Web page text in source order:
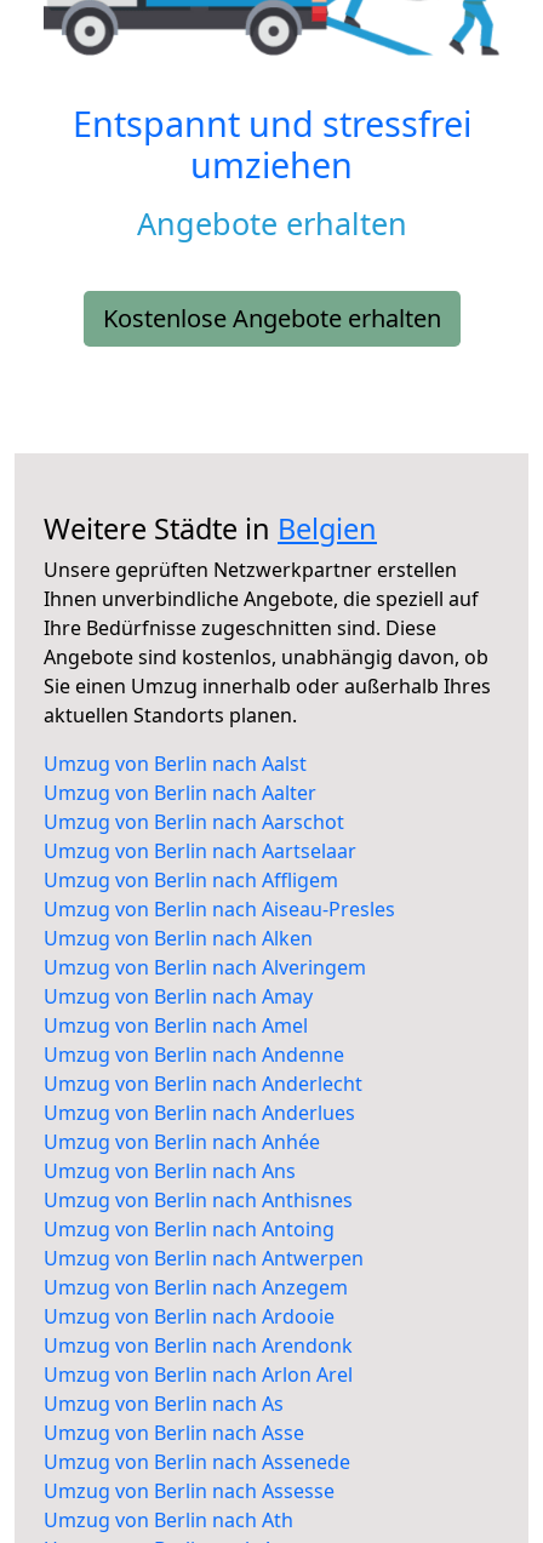
Entspannt und stressfrei
umziehen
Angebote erhalten
Kostenlose Angebote erhalten
Weitere Städte in Belgien
Unsere geprüften Netzwerkpartner erstellen
Ihnen unverbindliche Angebote, die speziell auf
Ihre Bedürfnisse zugeschnitten sind. Diese
Angebote sind kostenlos, unabhängig davon, ob
Sie einen Umzug innerhalb oder außerhalb Ihres
aktuellen Standorts planen.
Umzug von Berlin nach Aalst
Umzug von Berlin nach Aalter
Umzug von Berlin nach Aarschot
Umzug von Berlin nach Aartselaar
Umzug von Berlin nach Affligem
Umzug von Berlin nach Aiseau-Presles
Umzug von Berlin nach Alken
Umzug von Berlin nach Alveringem
Umzug von Berlin nach Amay
Umzug von Berlin nach Amel
Umzug von Berlin nach Andenne
Umzug von Berlin nach Anderlecht
Umzug von Berlin nach Anderlues
Umzug von Berlin nach Anhée
Umzug von Berlin nach Ans
Umzug von Berlin nach Anthisnes
Umzug von Berlin nach Antoing
Umzug von Berlin nach Antwerpen
Umzug von Berlin nach Anzegem
Umzug von Berlin nach Ardooie
Umzug von Berlin nach Arendonk
Umzug von Berlin nach Arlon Arel
Umzug von Berlin nach As
Umzug von Berlin nach Asse
Umzug von Berlin nach Assenede
Umzug von Berlin nach Assesse
Umzug von Berlin nach Ath